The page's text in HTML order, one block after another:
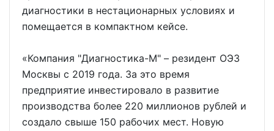
диагностики в нестационарных условиях и
помещается в компактном кейсе.
«Компания "Диагностика-М" – резидент ОЭЗ
Москвы с 2019 года. За это время
предприятие инвестировало в развитие
производства более 220 миллионов рублей и
создало свыше 150 рабочих мест. Новую